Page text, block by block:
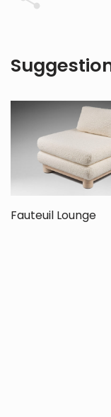
Fauteuil Lounge